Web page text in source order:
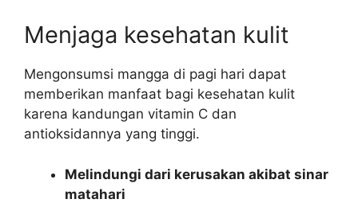
Menjaga kesehatan kulit
Mengonsumsi mangga di pagi hari dapat
memberikan manfaat bagi kesehatan kulit
karena kandungan vitamin C dan
antioksidannya yang tinggi.
Melindungi dari kerusakan akibat sinar
matahari